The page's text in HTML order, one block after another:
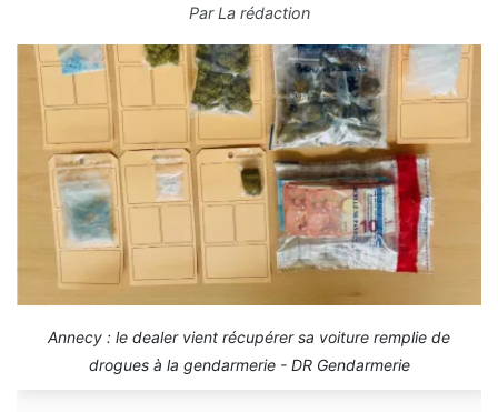
ParLa rédaction
Annecy : le dealer vient récupérer sa voiture remplie de
drogues à la gendarmerie - DR Gendarmerie